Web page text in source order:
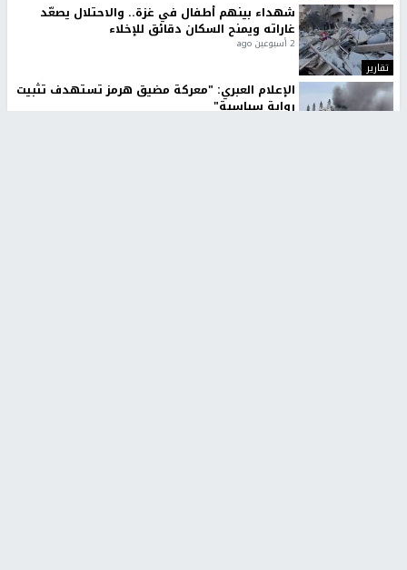
تقارير
شهداء بينهم أطفال في غزة.. والاحتلال يصعّد
غاراته ويمنح السكان دقائق للإخلاء
2 أسبوعين ago
الإعلام العبري: "معركة مضيق هرمز تستهدف تثبيت
رواية سياسية"